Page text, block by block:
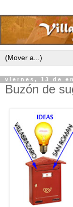
viernes, 13 de
Buzón de